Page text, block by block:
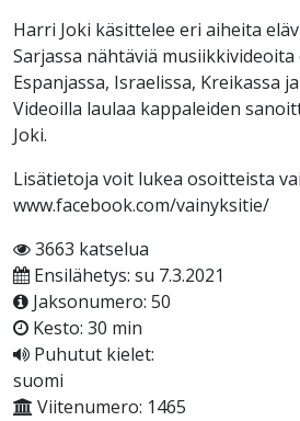
Harri Joki käsittelee eri aiheita
Sarjassa nähtäviä
Espanjassa, Israelissa, Kreikassa
Videoilla laulaa kappaleiden
Joki.
Lisätietoja voit lukea osoitteista
www.facebook.com/vainyksitie/
3663 katselua
Ensilähetys: su 7.3.2021
Jaksonumero: 50
Kesto: 30 min
Puhutut kielet:
suomi
Viitenumero: 1465